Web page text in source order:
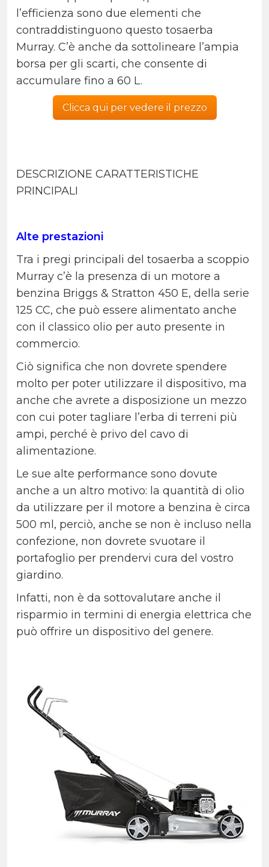
l’efficienza sono due elementi che
contraddistinguono questo tosaerba
Murray. C’è anche da sottolineare l’ampia
borsa per gli scarti, che consente di
accumulare fino a 60 L.
Clicca qui per vedere il prezzo
DESCRIZIONE CARATTERISTICHE
PRINCIPALI
Alte prestazioni
Tra i pregi principali del tosaerba a scoppio
Murray c’è la presenza di un motore a
benzina Briggs & Stratton 450 E, della serie
125 CC, che può essere alimentato anche
con il classico olio per auto presente in
commercio.
Ciò significa che non dovrete spendere
molto per poter utilizzare il dispositivo, ma
anche che avrete a disposizione un mezzo
con cui poter tagliare l’erba di terreni più
ampi, perché è privo del cavo di
alimentazione.
Le sue alte performance sono dovute
anche a un altro motivo: la quantità di olio
da utilizzare per il motore a benzina è circa
500 ml, perciò, anche se non è incluso nella
confezione, non dovrete svuotare il
portafoglio per prendervi cura del vostro
giardino.
Infatti, non è da sottovalutare anche il
risparmio in termini di energia elettrica che
può offrire un dispositivo del genere.